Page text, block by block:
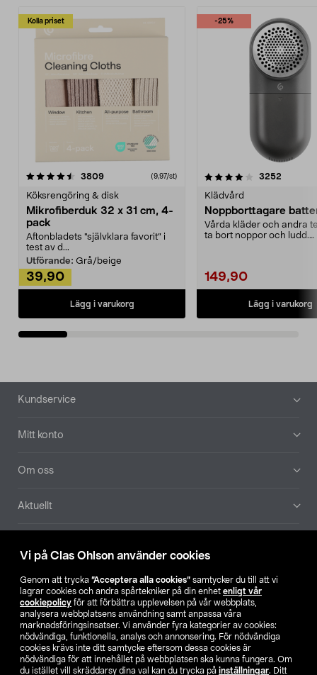
Vi på Clas Ohlson använder cookies
Genom att trycka ”Acceptera alla cookies” samtycker du till att vi
lagrar cookies och andra spårtekniker på din enhet enligt vår
cookiepolicy för att förbättra upplevelsen på vår webbplats,
analysera webbplatsens användning samt anpassa våra
marknadsföringsinsatser. Vi använder fyra kategorier av cookies:
nödvändiga, funktionella, analys och annonsering. För nödvändiga
cookies krävs inte ditt samtycke eftersom dessa cookies är
nödvändiga för att innehållet på webbplatsen ska kunna fungera. Om
du istället vill skräddarsy dina val kan du trycka på inställningar. Ditt
Kolla priset
3809recensioner (9,97/st)
Köksrengöring & disk
Mikrofiberduk 32 x 31 cm, 4-
pack
Aftonbladets "självklara favorit” i
test av d...
Utförande: Grå/beige
39,90
Lägg i varukorg
-25%
4.0av 5 stjärnor 3252
Klädvård
Noppborttagare
Vårda kläder och andra
ta bort noppor och ludd.
149,90
Lägg i varukorg
4.5av 5 stjärnor
Sidfot
Kundservice
Mitt konto
Om oss
Aktuellt
Hitta butik
SE NO FI